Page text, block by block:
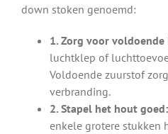
down stoken genoemd:
1. Zorg voor
luchtklep of
Voldoende zuurstof
verbranding.
2. Stapel het hout goed:
enkele grotere stukken